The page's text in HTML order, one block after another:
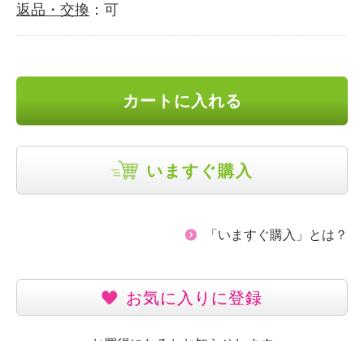
返品・交換 ：可
カートに入れる
いますぐ購入
「いますぐ購入」とは？
お気に入りに登録